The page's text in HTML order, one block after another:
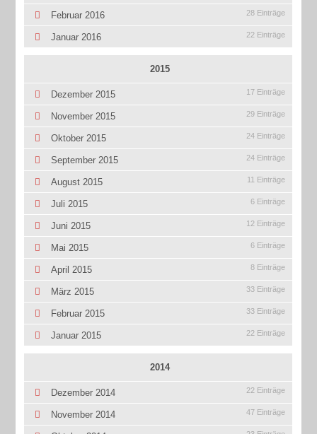
Februar 2016 28 Einträge
Januar 2016 22 Einträge
2015
Dezember 2015 17 Einträge
November 2015 29 Einträge
Oktober 2015 24 Einträge
September 2015 24 Einträge
August 2015 11 Einträge
Juli 2015 6 Einträge
Juni 2015 12 Einträge
Mai 2015 6 Einträge
April 2015 8 Einträge
März 2015 33 Einträge
Februar 2015 33 Einträge
Januar 2015 22 Einträge
2014
Dezember 2014 22 Einträge
November 2014 47 Einträge